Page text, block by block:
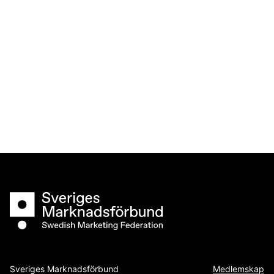
Sveriges Marknadsförbund
Sveriges Marknadsförbund Medlemskap